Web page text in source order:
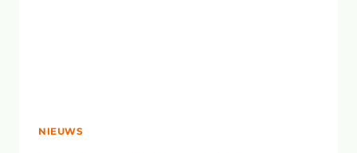
NIEUWS